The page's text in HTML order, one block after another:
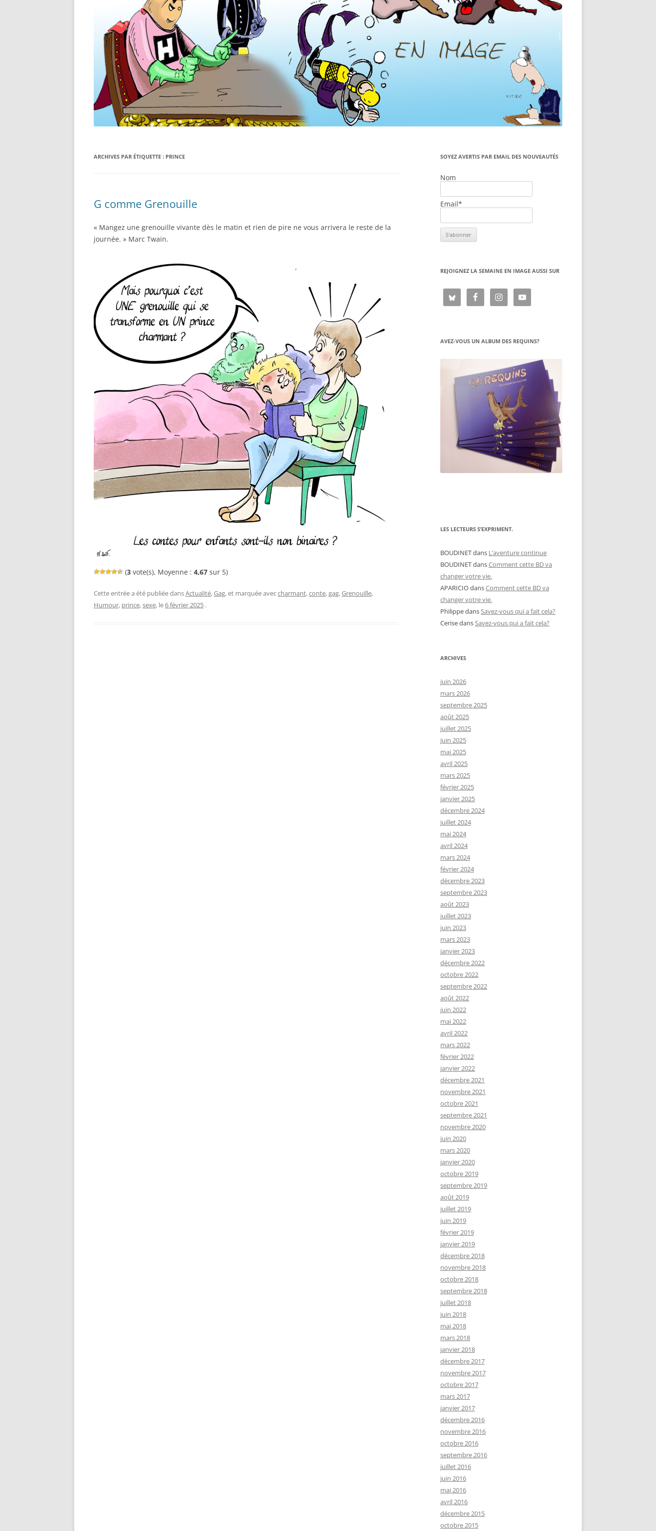
ARCHIVES PAR ÉTIQUETTE : PRINCE
G comme Grenouille
« Mangez une grenouille vivante dès le matin et rien de pire ne vous arrivera le reste de la
journée. » Marc Twain.
(3 vote(s), Moyenne : 4,67 sur 5)
Cette entrée a été publiée dansActualité,Gag, et marquée aveccharmant,conte,gag,Grenouille,
Humour, prince,sexe, le6 février 2025 .
SOYEZ AVERTIS PAR EMAIL DES NOUVEAUTÉS
Nom
Email*
REJOIGNEZ LA SEMAINE EN IMAGE AUSSI SUR
AVEZ-VOUS UN ALBUM DES REQUINS?
LES LECTEURS S’EXPRIMENT.
BOUDINETdans L’aventure continue
BOUDINETdansComment cette BD va
changer votre vie.
APARICIOdansComment cette BD va
changer votre vie.
PhilippedansSavez-vous qui a fait cela?
CerisedansSavez-vous qui a fait cela?
ARCHIVES
juin 2026
mars 2026
septembre 2025
août 2025
juillet 2025
juin 2025
mai 2025
avril 2025
mars 2025
février 2025
janvier 2025
décembre 2024
juillet 2024
mai 2024
avril 2024
mars 2024
février 2024
décembre 2023
septembre 2023
août 2023
juillet 2023
juin 2023
mars 2023
janvier 2023
décembre 2022
octobre 2022
septembre 2022
août 2022
juin 2022
mai 2022
avril 2022
mars 2022
février 2022
janvier 2022
décembre 2021
novembre 2021
octobre 2021
septembre 2021
novembre 2020
juin 2020
mars 2020
janvier 2020
octobre 2019
septembre 2019
août 2019
juillet 2019
juin 2019
février 2019
janvier 2019
décembre 2018
novembre 2018
octobre 2018
septembre 2018
juillet 2018
juin 2018
mai 2018
mars 2018
janvier 2018
décembre 2017
novembre 2017
octobre 2017
mars 2017
janvier 2017
décembre 2016
novembre 2016
octobre 2016
septembre 2016
juillet 2016
juin 2016
mai 2016
avril 2016
décembre 2015
octobre 2015